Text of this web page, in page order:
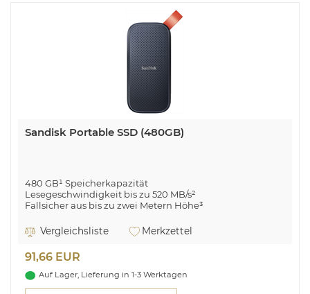
Sandisk Portable SSD (480GB)
480 GB¹ Speicherkapazität
Lesegeschwindigkeit bis zu 520 MB/s²
Fallsicher aus bis zu zwei Metern Höhe³
USB 3.2 Gen 2 Type-C
Anschlusstyp: USB Typ-C, USB-Version: 3.2 Gen 1 (3.1 Gen 1).
Lesegeschwindigkeit: 520 MB/s. Produktfarbe: Blau
Vergleichsliste Merkzettel
91,66 EUR
Auf Lager, Lieferung in 1-3 Werktagen